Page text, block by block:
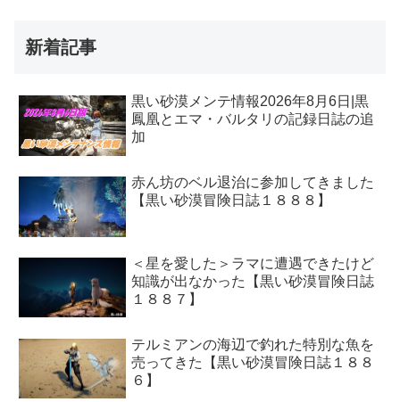
新着記事
黒い砂漠メンテ情報2026年8月6日|黒
鳳凰とエマ・バルタリの記録日誌の追
加
赤ん坊のベル退治に参加してきました
【黒い砂漠冒険日誌１８８８】
＜星を愛した＞ラマに遭遇できたけど
知識が出なかった【黒い砂漠冒険日誌
１８８７】
テルミアンの海辺で釣れた特別な魚を
売ってきた【黒い砂漠冒険日誌１８８
６】